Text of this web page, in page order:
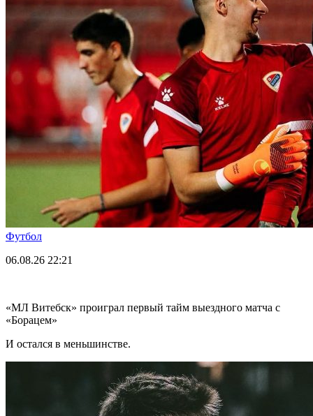
Футбол
06.08.26 22:21
«МЛ Витебск» проиграл первый тайм выездного матча с
«Борацем»
И остался в меньшинстве.